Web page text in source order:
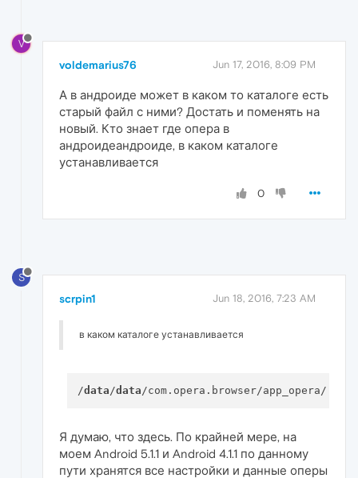
V
voldemarius76 Jun 17, 2016, 8:09 PM
А в андроиде может в каком то каталоге есть
старый файл с ними? Достать и поменять на
новый. Кто знает где опера в
андроидеандроиде, в каком каталоге
устанавливается
0
S
scrpin1 Jun 18, 2016, 7:23 AM
в каком каталоге устанавливается
/data/data
Я думаю, что здесь. По крайней мере, на
моем Android 5.1.1 и Android 4.1.1 по данному
пути хранятся все настройки и данные оперы